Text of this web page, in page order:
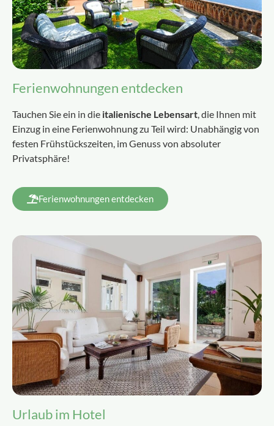
Ferienwohnungen entdecken
Tauchen Sie ein in die italienische Lebensart, die Ihnen mit
Einzug in eine Ferienwohnung zu Teil wird: Unabhängig von
festen Frühstückszeiten, im Genuss von absoluter
Privatsphäre!
Ferienwohnungen entdecken
Urlaub im Hotel